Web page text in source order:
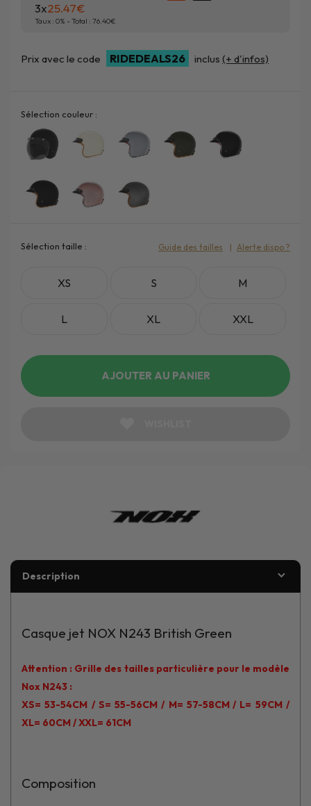
3x25.47
Taux : 0% - Total : 76.40
Prix avec le code RIDEDEALS26 inclus (+ d'infos)
Sélection couleur :
Sélection taille :
XS S M
L XL XXL
Guide des tailles Alerte dispo ?
AJOUTER AU PANIER
Description
Casque jet NOX N243 British Green
Attention : Grille des tailles particulière pour le modèle
Nox N243 :
XS= 53-54CM / S= 55-56CM/ M= 57-58CM / L= 59CM /
XL= 60CM / XXL= 61CM
Composition